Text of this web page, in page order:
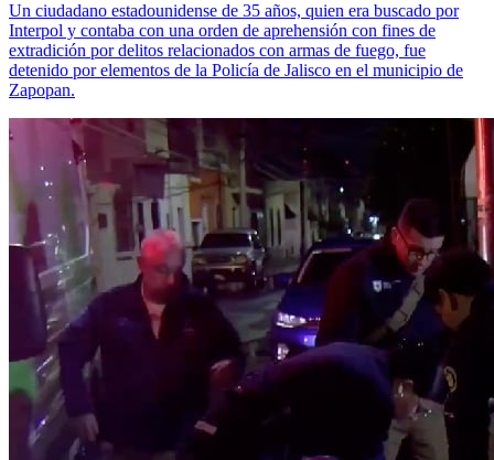
Un ciudadano estadounidense de 35 años, quien era buscado por
Interpol y contaba con una orden de aprehensión con fines de
extradición por delitos relacionados con armas de fuego, fue
detenido por elementos de la Policía de Jalisco en el municipio de
Zapopan.